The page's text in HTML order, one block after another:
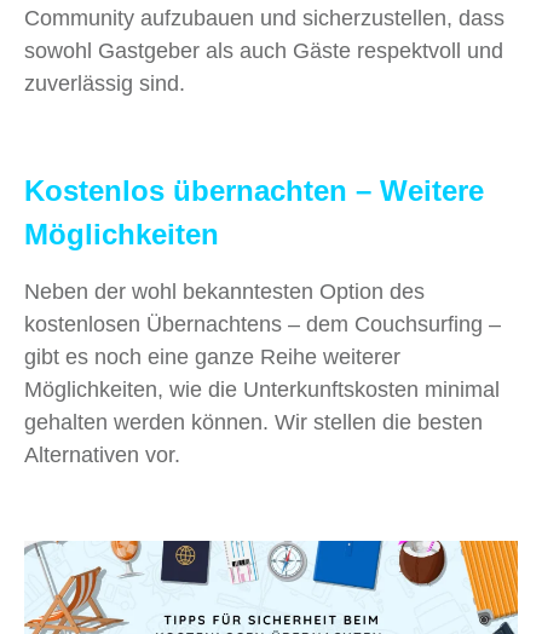
Community aufzubauen und sicherzustellen, dass
sowohl Gastgeber als auch Gäste respektvoll und
zuverlässig sind.
Kostenlos übernachten – Weitere
Möglichkeiten
Neben der wohl bekanntesten Option des
kostenlosen Übernachtens – dem Couchsurfing –
gibt es noch eine ganze Reihe weiterer
Möglichkeiten, wie die Unterkunftskosten minimal
gehalten werden können. Wir stellen die besten
Alternativen vor.